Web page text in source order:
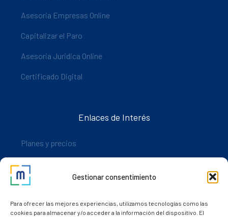
Gestionar consentimiento
Para ofrecer las mejores experiencias, utilizamos tecnologías como las
cookies para almacenar y/o acceder a la información del dispositivo. El
Asesoria Empresas Online
Capitalizar el Paro
Asesoria Juridica Online
Certificado Digital
Enlaces de Interés
Planes y precios
Descarga nuestra app
Nuestros clientes
Dudas y consultas